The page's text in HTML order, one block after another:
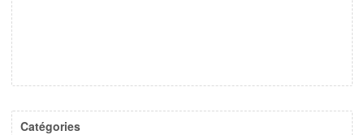
Catégories